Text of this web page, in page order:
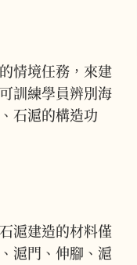
情境任務，來建
訓練學員辨別海
石滬的構造功
滬建造的材料僅
滬門、伸腳、滬